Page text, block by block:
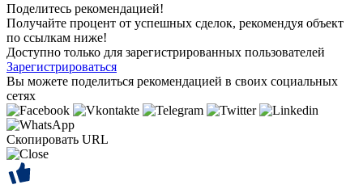
Поделитесь рекомендацией!
Получайте процент от успешных сделок, рекомендуя объект
по ссылкам ниже!
Доступно только для зарегистрированных пользователей
Зарегистрироваться
Вы можете поделиться рекомендацией в своих социальных
сетях
Скопировать URL